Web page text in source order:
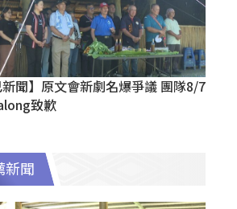
新聞】原文會新劇名爆爭議 團隊8/7
致歉
新聞